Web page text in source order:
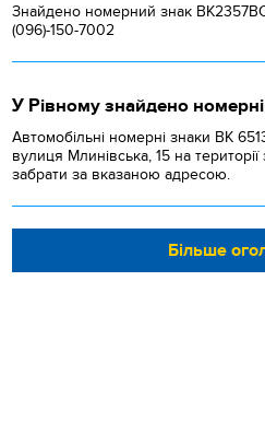
Знайдено номерний знак
(096)-150-7002
У Рівному знайдено
Автомобільні номерні знаки BK
вулиця Млинівська, 15 на
забрати за вказаною адресою.
Більше